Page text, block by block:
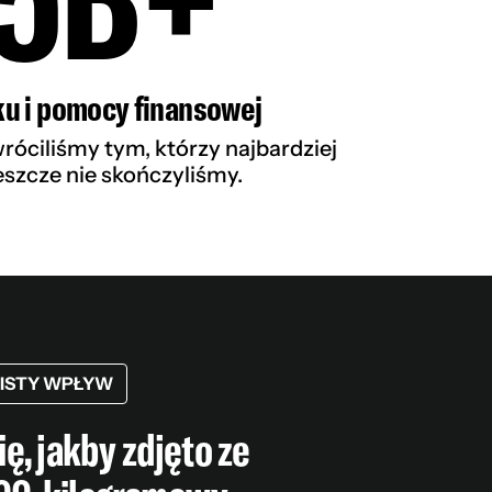
i pomocy finansowej
tym, którzy najbardziej
nie skończyliśmy.
WPŁYW
jakby zdjęto ze